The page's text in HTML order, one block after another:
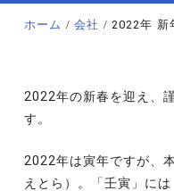
ホーム 会社 2022年 新
2022年の新春を迎え、
す。
2022年は寅年ですが、
えとら）。「壬寅」に